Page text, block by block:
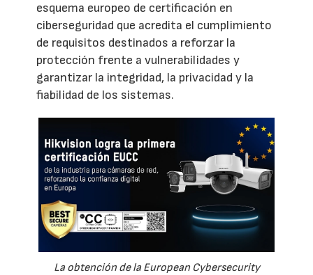
esquema europeo de certificación en
ciberseguridad que acredita el cumplimiento
de requisitos destinados a reforzar la
protección frente a vulnerabilidades y
garantizar la integridad, la privacidad y la
fiabilidad de los sistemas.
La obtención de la European Cybersecurity